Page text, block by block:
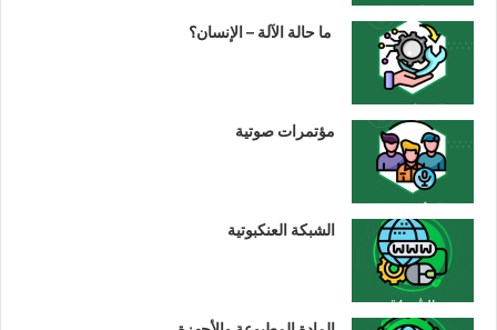
ما حالة الآلة – الإنسان؟
مؤتمرات صوتية
الشبكة العنكبوتية